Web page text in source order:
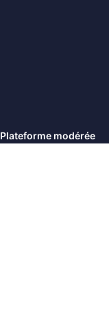
Plateforme modérée